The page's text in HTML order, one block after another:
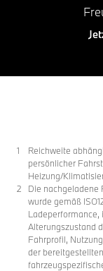
Reichweite
persönlicher
Heizung/
Die nachgeladene
wurde gemäß
Ladeperformance,
Alterungszustand
Fahrprofil,
der